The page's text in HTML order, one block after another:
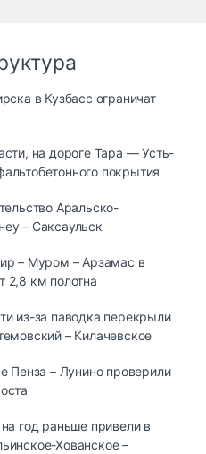
в Кузбасс ограничат
на дороге Тара — Усть-
покрытия
Аральско-
– Саксаульск
– Муром – Арзамас в
2,8 км полотна
из-за паводка перекрыли
– Килачевское
Пенза – Лунино проверили
год раньше привели в
Хованское –